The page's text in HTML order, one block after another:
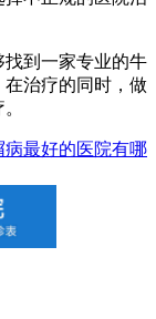
到一家专业的牛
在治疗的同时，做
最好的医院有哪